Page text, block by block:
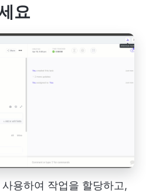
요
용하여 작업을 할당하고,